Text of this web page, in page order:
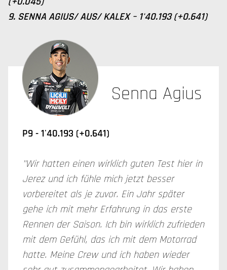
9. SENNA AGIUS/ AUS/ KALEX – 1'40.193 (+0.641)
Senna Agius
P9 - 1'40.193 (+0.641)
"Wir hatten einen wirklich guten Test hier in
Jerez und ich fühle mich jetzt besser
vorbereitet als je zuvor. Ein Jahr später
gehe ich mit mehr Erfahrung in das erste
Rennen der Saison. Ich bin wirklich zufrieden
mit dem Gefühl, das ich mit dem Motorrad
hatte. Meine Crew und ich haben wieder